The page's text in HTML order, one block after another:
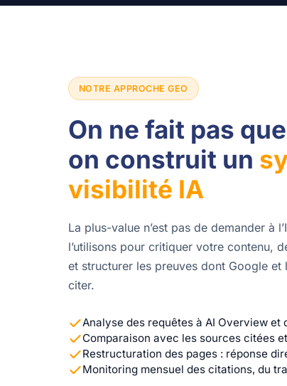
NOTRE APPROCHE GEO
On ne fait pas
on construit un
visibilité IA
La plus-value n’est pas de demander à
l’utilisons pour critiquer votre contenu,
et structurer les preuves dont Google
citer.
Analyse des requêtes à AI Overview et
Comparaison avec les sources citées
Restructuration des pages : réponse
Monitoring mensuel des citations, du